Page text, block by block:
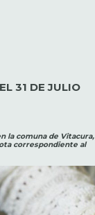
31 DE JULIO
la comuna de Vitacura,
correspondiente al